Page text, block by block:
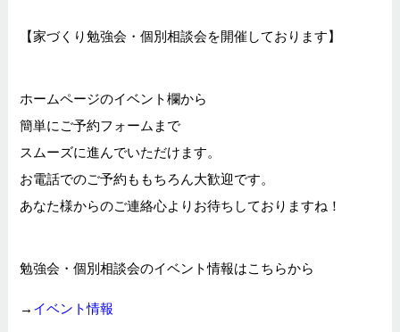
【家づくり勉強会・個別相談会を開催しております】
ホームページのイベント欄から
簡単にご予約フォームまで
スムーズに進んでいただけます。
お電話でのご予約ももちろん大歓迎です。
あなた様からのご連絡心よりお待ちしておりますね！
勉強会・個別相談会のイベント情報はこちらから
→ イベント情報